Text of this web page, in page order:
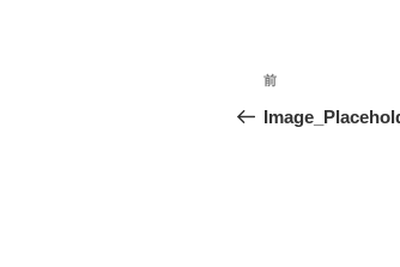
投
稿
前
の
前